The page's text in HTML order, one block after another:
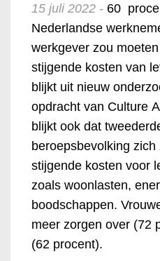
15 juli 2022 - 60
Nederlandse
werkgever zou
stijgende kosten van
blijkt uit nieuw
opdracht van Culture
blijkt ook dat
beroepsbevolking
stijgende kosten voor
zoals woonlasten,
boodschappen.
meer zorgen over (72
(62 procent).